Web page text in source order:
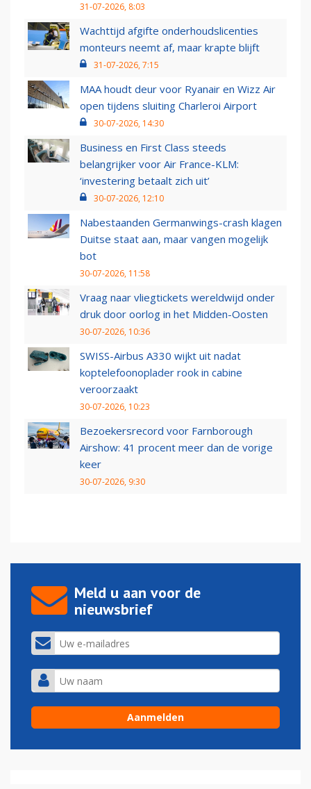
31-07-2026, 8:03
Wachttijd afgifte onderhoudslicenties
monteurs neemt af, maar krapte blijft
31-07-2026, 7:15
MAA houdt deur voor Ryanair en Wizz Air
open tijdens sluiting Charleroi Airport
30-07-2026, 14:30
Business en First Class steeds
belangrijker voor Air France-KLM:
‘investering betaalt zich uit’
30-07-2026, 12:10
Nabestaanden Germanwings-crash klagen
Duitse staat aan, maar vangen mogelijk
bot
30-07-2026, 11:58
Vraag naar vliegtickets wereldwijd onder
druk door oorlog in het Midden-Oosten
30-07-2026, 10:36
SWISS-Airbus A330 wijkt uit nadat
koptelefoonoplader rook in cabine
veroorzaakt
30-07-2026, 10:23
Bezoekersrecord voor Farnborough
Airshow: 41 procent meer dan de vorige
keer
30-07-2026, 9:30
Meld u aan voor de
nieuwsbrief